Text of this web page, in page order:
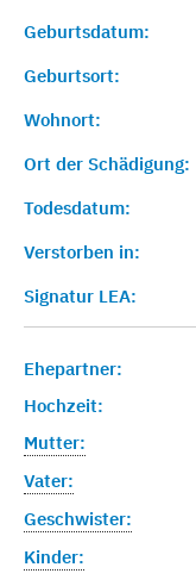
Geburtsdatum:
Geburtsort:
Wohnort:
Ort der Schädigung:
Todesdatum:
Verstorben in:
Signatur LEA:
Ehepartner:
Hochzeit:
Mutter:
Vater:
Geschwister:
Kinder: